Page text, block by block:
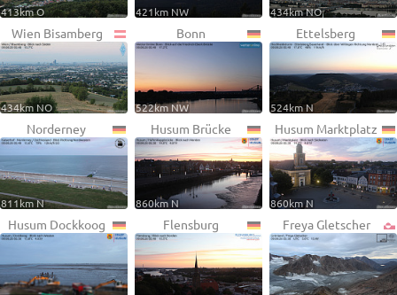
413km O 421km NW 434km NO
Wien Bisamberg
434km NO
Bonn
522km NW
Ettelsberg
524km N
Norderney
811km N
Husum Brücke
860km N
Husum Marktplatz
860km N
Husum Dockkoog Flensburg Freya Gletscher